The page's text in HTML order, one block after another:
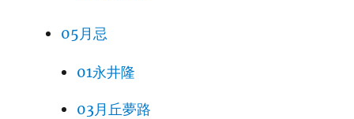
05月忌
01永井隆
03月丘夢路